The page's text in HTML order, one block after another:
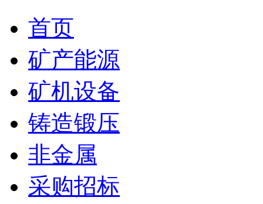
首页
矿产能源
矿机设备
铸造锻压
非金属
采购招标